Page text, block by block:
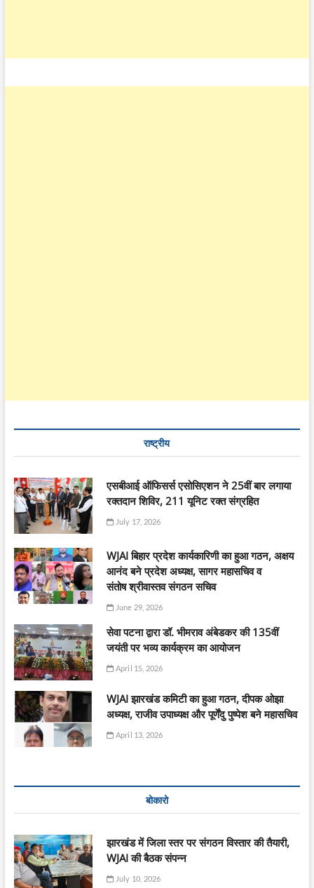
राष्ट्रीय
एसबीआई ऑफिसर्स एसोसिएशन ने 25वीं बार लगाया
रक्तदान शिविर, 211 यूनिट रक्त संग्रहित
July 17, 2026
WJAI बिहार प्रदेश कार्यकारिणी का हुआ गठन, अक्षय
आनंद बने प्रदेश अध्यक्ष, सागर महासचिव व
संतोष श्रीवास्तव संगठन सचिव
June 29, 2026
सेवा पटना द्वारा डॉ. भीमराव अंबेडकर की 135वीं
जयंती पर भव्य कार्यक्रम का आयोजन
April 15, 2026
WJAI झारखंड कमिटी का हुआ गठन, दीपक ओझा
अध्यक्ष, राजीव उपाध्यक्ष और पूर्णेंदु पुष्पेश बने महासचिव
April 13, 2026
बोकारो
झारखंड में जिला स्तर पर संगठन विस्तार की तैयारी,
WJAI की बैठक संपन्न
July 10, 2026